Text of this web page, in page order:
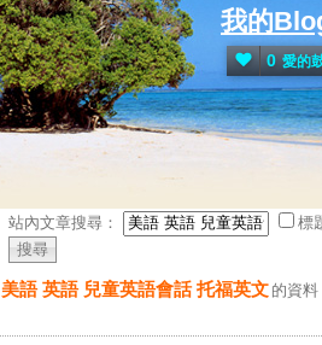
我的
0 愛的
站內文章搜尋： 標
美語 英語 兒童英語會話 托福英文 的資料